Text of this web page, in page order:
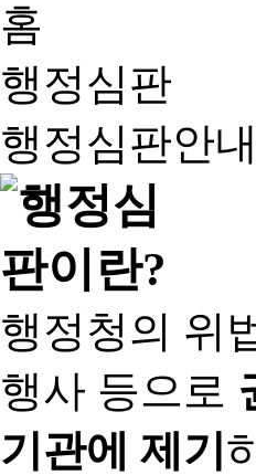
홈
행정심판
행정심판안내
행정청의 위
행사 등으로
기관에 제기